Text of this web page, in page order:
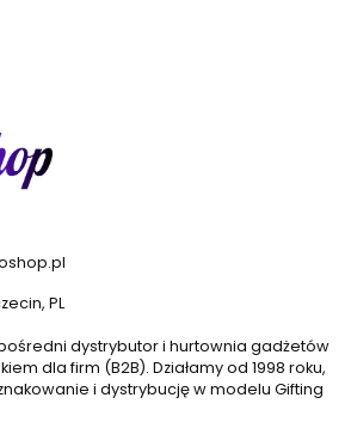
PL
dystrybutor i hurtownia gadżetów
dla firm (B2B). Działamy od 1998 roku,
i dystrybucję w modelu Gifting